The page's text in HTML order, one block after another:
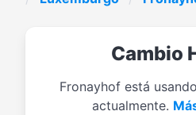
Cambio
Fronayhof está
actualmente.